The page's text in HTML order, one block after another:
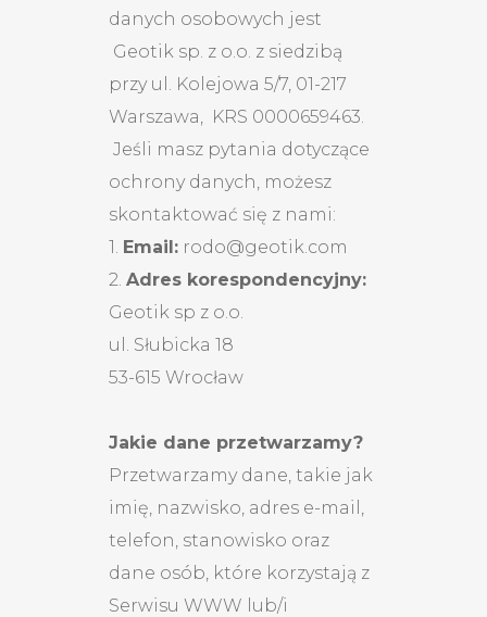
danych osobowych jest
Geotik sp. z o.o. z siedzibą
przy ul. Kolejowa 5/7, 01-217
Warszawa, KRS 0000659463.
Jeśli masz pytania dotyczące
ochrony danych, możesz
skontaktować się z nami:
1. Email: rodo@geotik.com
2. Adres korespondencyjny:
Geotik sp z o.o.
ul. Słubicka 18
53-615 Wrocław
Jakie dane przetwarzamy?
Przetwarzamy dane, takie jak
imię, nazwisko, adres e-mail,
telefon, stanowisko oraz
dane osób, które korzystają z
Serwisu WWW lub/i